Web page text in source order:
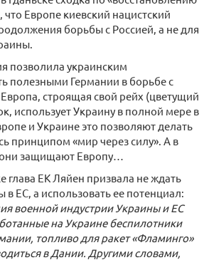
Европе киевский нацистский
борьбы с Россией, а не для
позволила украинским
полезными Германии в борьбе с
строящая свой рейх (цветущий
использует Украину в полной мере в
и Украине это позволяют делать
принципом «мир через силу». А в
они защищают Европу…
глава ЕК Ляйен призвала не ждать
в ЕС, а использовать ее потенциал:
военной индустрии Украины и ЕС
на Украине беспилотники
топливо для ракет «Фламинго»
в Дании. Другими словами,